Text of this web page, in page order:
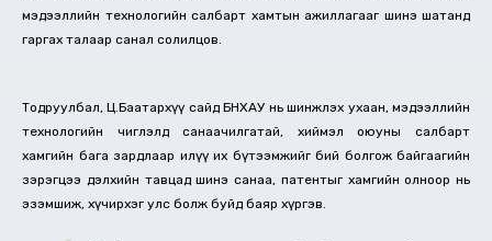
мэдээллийн технологийн салбарт хамтын ажиллагааг шинэ шатанд
гаргах талаар санал солилцов.
Тодруулбал, Ц.Баатархүү сайд БНХАУ нь шинжлэх ухаан, мэдээллийн
технологийн чиглэлд санаачилгатай, хиймэл оюуны салбарт
хамгийн бага зардлаар илүү их бүтээмжийг бий болгож байгаагийн
зэрэгцээ дэлхийн тавцад шинэ санаа, патентыг хамгийн олноор нь
эзэмшиж, хүчирхэг улс болж буйд баяр хүргэв.